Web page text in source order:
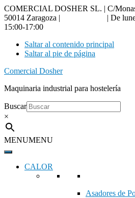
COMERCIAL DOSHER SL. | C/
50014 Zaragoza |
| De
15:00-17:00
Saltar al contenido principal
Saltar al pie de página
Comercial Dosher
Maquinaria industrial para hostelería
Buscar
×
MENUMENU
CALOR
Asadores de